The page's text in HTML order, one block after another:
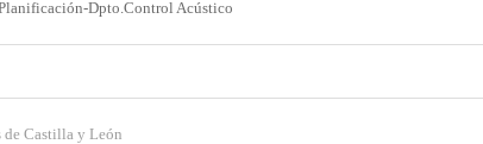
Dpto.Control Acústico
Castilla y León